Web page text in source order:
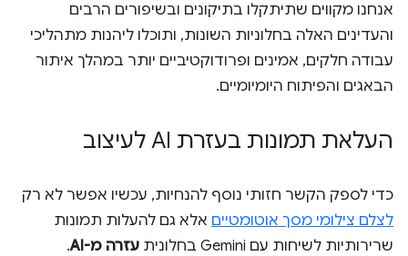
אנחנו מקווים שתיתקלו בתיקונים ובשיפורים הרבים
והעדינים האלה בחלוניות השונות, ותוכלו ליהנות מתהליכי
עבודה חלקים, אמינים ופרודוקטיביים יותר במהלך איתור
הבאגים והפיתוח היומיומיים.
העלאת תמונות בעזרת AI לעיצוב
כדי לספק הקשר חזותי נוסף להנחיות, עכשיו אפשר לא רק
לצלם צילומי מסך אוטומטיים אלא גם להעלות תמונות
שרירותיות לשיחות עם Gemini בחלונית
עזרה מ-AI .